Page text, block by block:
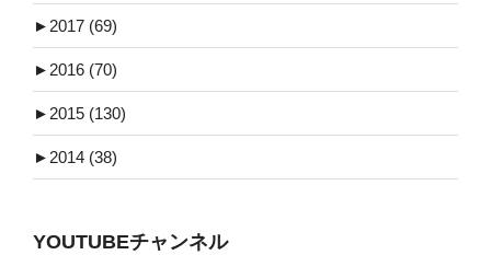
► 2017 (69)
► 2016 (70)
► 2015 (130)
► 2014 (38)
YOUTUBEチャンネル